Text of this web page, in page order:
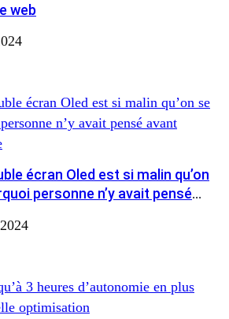
web
écran Oled est si malin qu’on
personne n’y avait pensé